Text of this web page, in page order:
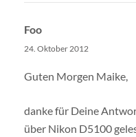
Foo
24. Oktober 2012
Guten Morgen Maike,
danke für Deine
über Nikon D5100